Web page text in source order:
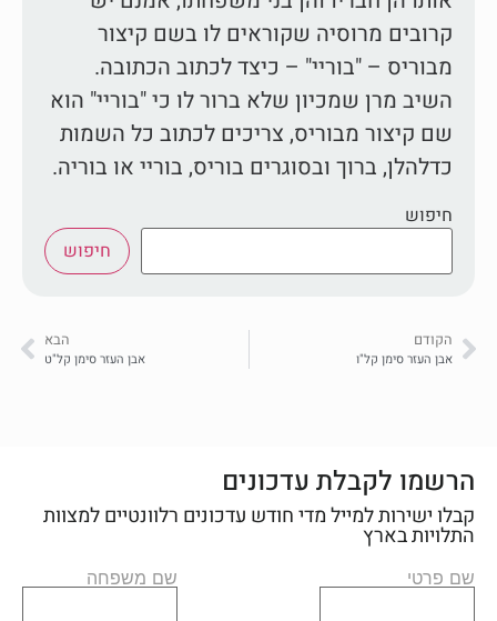
קרובים מרוסיה שקוראים לו בשם קיצור
מבוריס – "בוריי" – כיצד לכתוב הכתובה.
השיב מרן שמכיון שלא ברור לו כי "בוריי" הוא
שם קיצור מבוריס, צריכים לכתוב כל השמות
כדלהלן, ברוך ובסוגרים בוריס, בוריי או בוריה.
חיפוש
חיפוש
הקודם
אבן העזר סימן קל"ו
הבא
אבן העזר סימן קל"ט
הרשמו לקבלת עדכונים
קבלו ישירות למייל מדי חודש עדכונים רלוונטיים למצוות
התלויות בארץ
שם פרטי שם משפחה